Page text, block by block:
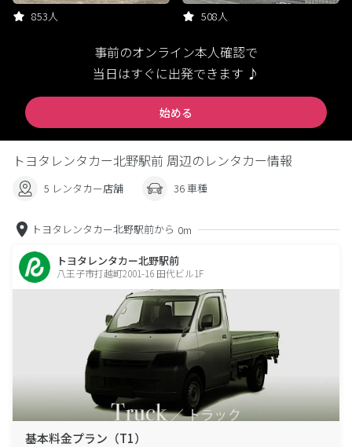
853人 508人
事前のオンライン本人確認で
当日はすぐに出発できます ♪
始める
トヨタレンタカー北野駅前 周辺のレンタカー情報
5 レンタカー店舗 36 車種
トヨタレンタカー北野駅前から 0m
トヨタレンタカー北野駅前
八王子市打越町2001-16 田代ビル1F
基本料金プラン（T1）